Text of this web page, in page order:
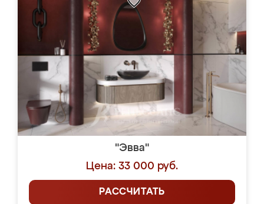
"Эвва"
Цена: 33 000 руб.
РАССЧИТАТЬ